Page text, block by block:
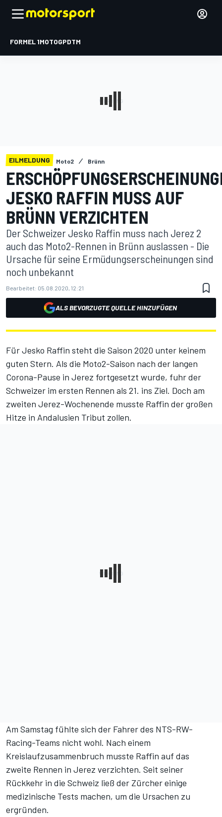
FORMEL 1MOTOGPDTM
EILMELDUNG Moto2 Brünn
JESKO RAFFIN MUSS AUF
BRÜNN VERZICHTEN
Der Schweizer Jesko Raffin muss nach Jerez 2
auch das Moto2-Rennen in Brünn auslassen - Die
Ursache für seine Ermüdungserscheinungen sind
noch unbekannt
Bearbeitet: 05.08.2020, 12:21
ALS BEVORZUGTE QUELLE HINZUFÜGEN
Für Jesko Raffin steht die Saison 2020 unter keinem
guten Stern. Als die Moto2-Saison nach der langen
Corona-Pause in Jerez fortgesetzt wurde, fuhr der
Schweizer im ersten Rennen als 21. ins Ziel. Doch am
zweiten Jerez-Wochenende musste Raffin der großen
Hitze in Andalusien Tribut zollen.
Am Samstag fühlte sich der Fahrer des NTS-RW-
Racing-Teams nicht wohl. Nach einem
Kreislaufzusammenbruch musste Raffin auf das
zweite Rennen in Jerez verzichten. Seit seiner
Rückkehr in die Schweiz ließ der Zürcher einige
medizinische Tests machen, um die Ursachen zu
ergründen.